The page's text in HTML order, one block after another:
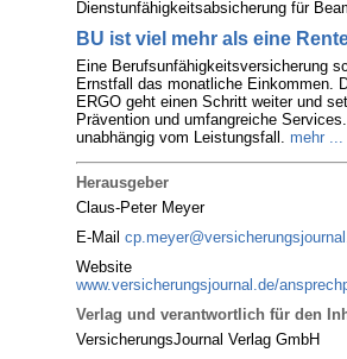
Dienstunfähigkeitsabsicherung für
BU ist viel mehr als eine
Eine Berufsunfähigkeitsversicherung
Ernstfall das monatliche Einkommen.
ERGO geht einen Schritt weiter und
Prävention und umfangreiche
unabhängig vom Leistungsfall. mehr ...
Herausgeber
Claus-Peter Meyer
E-Mail
Website
www.versicherungsjournal.de/
Verlag und verantwortlich für den
VersicherungsJournal Verlag GmbH